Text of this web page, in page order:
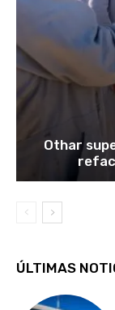
Othar
ÚLTIMAS